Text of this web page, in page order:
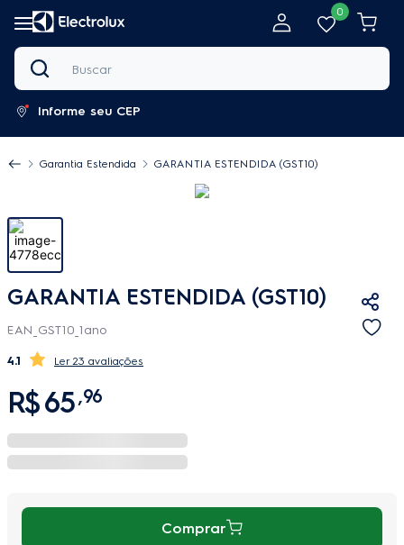
0
Buscar
Informe seu CEP
Garantia Estendida GARANTIA ESTENDIDA (GST10)
GARANTIA ESTENDIDA (GST10)
EAN_GST10_1ano
4.1 23 avaliações
R$65,96
Comprar